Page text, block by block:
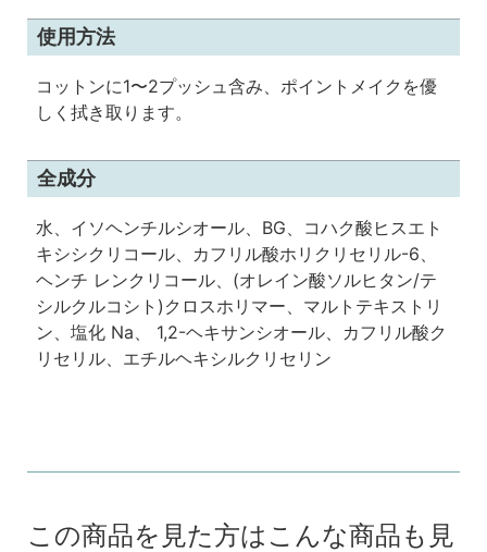
使用方法
コットンに1〜2プッシュ含み、ポイントメイクを優
しく拭き取ります。
全成分
水、イソヘンチルシオール、BG、コハク酸ヒスエト
キシシクリコール、カフリル酸ホリクリセリル-6、
ヘンチ レンクリコール、(オレイン酸ソルヒタン/テ
シルクルコシト)クロスホリマー、マルトテキストリ
ン、塩化 Na、 1,2-ヘキサンシオール、カフリル酸ク
リセリル、エチルヘキシルクリセリン
この商品を見た方はこんな商品も見